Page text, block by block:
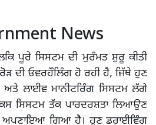
News
ਪੂਰੇ ਸਿਸਟਮ ਦੀ ਮੁਰੰਮਤ ਸ਼ੁਰੂ ਕੀਤੀ
ਦੀ ਓਵਰਹੌਲਿੰਗ ਹੋ ਰਹੀ ਹੈ, ਜਿੱਥੇ ਹੁਣ
ਲਾਈਵ ਮਾਨੀਟਰਿੰਗ ਸਿਸਟਮ ਲੱਗੇ
ਸਿਸਟਮ ਤੱਕ ਪਾਰਦਰਸ਼ਤਾ ਲਿਆਉਣ
ਅਪਣਾਇਆ ਗਿਆ ਹੈ। ਹੁਣ ਡਰਾਈਵਿੰਗ